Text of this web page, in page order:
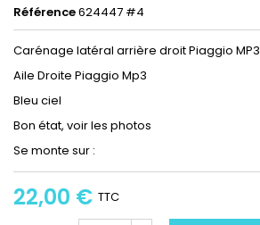
Référence624447 #4
Carénage latéral arrière droit Piaggio MP3
Aile Droite Piaggio Mp3
Bleu ciel
Bon état, voir les photos
Se monte sur :
22,00 € TTC